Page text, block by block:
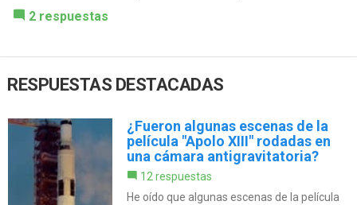
2 respuestas
RESPUESTAS DESTACADAS
¿Fueron algunas escenas de la
película "Apolo XIII" rodadas en
una cámara antigravitatoria?
12 respuestas
He oído que algunas escenas de la película